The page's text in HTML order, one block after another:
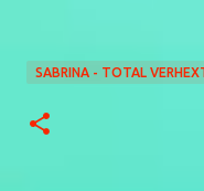
SABRINA - TOTAL